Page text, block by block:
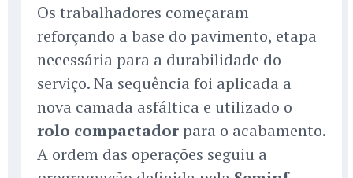
Os trabalhadores começaram
reforçando a base do pavimento, etapa
necessária para a durabilidade do
serviço. Na sequência foi aplicada a
nova camada asfáltica e utilizado o
rolo compactador para o acabamento.
A ordem das operações seguiu a